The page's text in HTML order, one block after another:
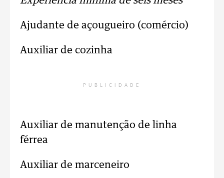
Ajudante de açougueiro (comércio)
Auxiliar de cozinha
PUBLICIDADE
Auxiliar de manutenção de linha
férrea
Auxiliar de marceneiro